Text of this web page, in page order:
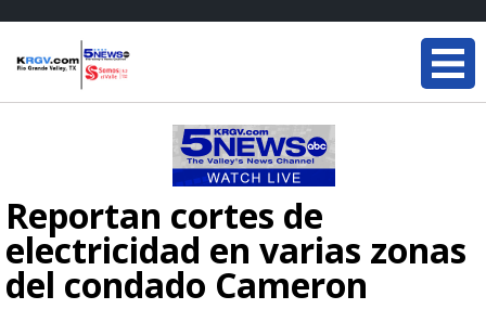
Reportan cortes de
electricidad en varias zonas
del condado Cameron